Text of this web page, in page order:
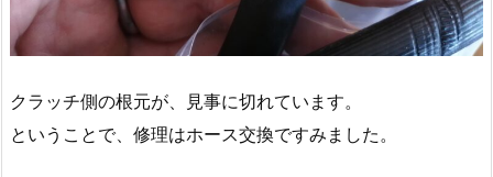
クラッチ側の根元が、見事に切れています。
ということで、修理はホース交換ですみました。